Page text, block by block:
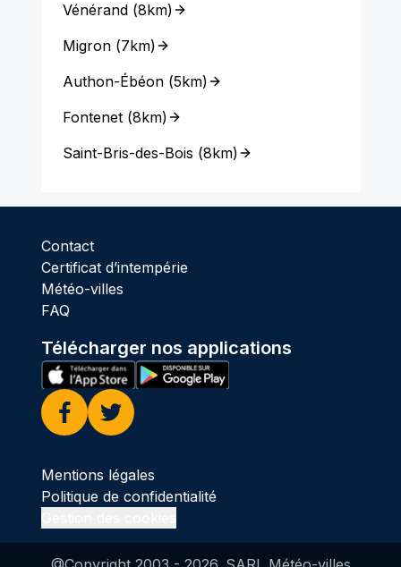
Vénérand(8km)
Migron(7km)
Authon-Ébéon(5km)
Fontenet(8km)
Saint-Bris-des-Bois (8km)
Contact
Certificat d’intempérie
Météo-villes
FAQ
Télécharger nos applications
Facebook
Twitter
Mentions légales
Politique de confidentialité